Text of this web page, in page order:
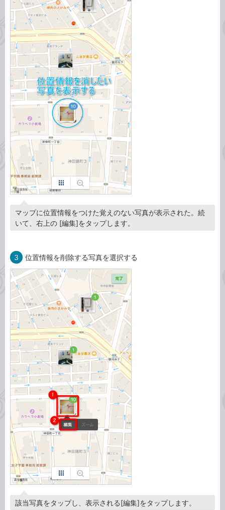
マップに位置情報をつけた覚えのない写真が表示された。続
いて、右上の [編集]をタップします。
3 位置情報を削除する写真を選択する
該当写真をタップし、表示される[編集]をタップします。